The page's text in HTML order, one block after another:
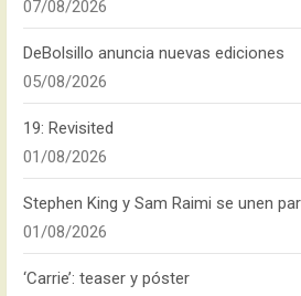
07/08/2026
DeBolsillo anuncia nuevas ediciones
05/08/2026
19: Revisited
01/08/2026
Stephen King y Sam Raimi se unen
01/08/2026
‘Carrie’: teaser y póster